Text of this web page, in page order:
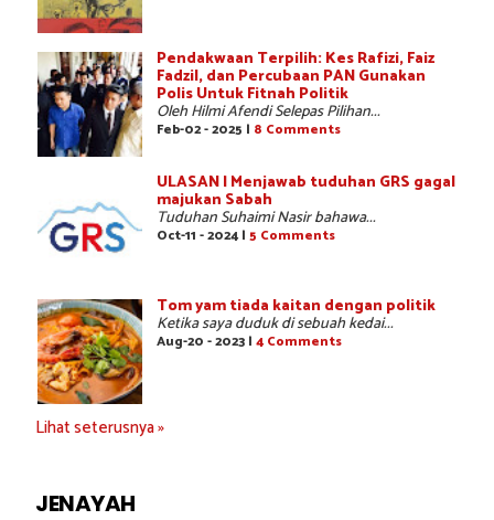
Pendakwaan Terpilih: Kes Rafizi, Faiz
Fadzil, dan Percubaan PAN Gunakan
Polis Untuk Fitnah Politik
Oleh Hilmi Afendi Selepas Pilihan...
Feb-02 - 2025 | 8 Comments
ULASAN | Menjawab tuduhan GRS gagal
majukan Sabah
Tuduhan Suhaimi Nasir bahawa...
Oct-11 - 2024 | 5 Comments
Tom yam tiada kaitan dengan politik
Ketika saya duduk di sebuah kedai...
Aug-20 - 2023 | 4 Comments
Lihat seterusnya »
JENAYAH